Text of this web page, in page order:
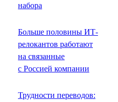
набора
Больше половины ИТ-
релокантов работают
на связанные
с Россией компании
Трудности переводов: